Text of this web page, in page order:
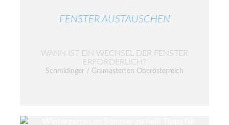
FENSTER AUSTAUSCHEN
WANN IST EIN WECHSEL DER FENSTER
ERFORDERLICH?
Schmidinger / Gramastetten Oberösterreich